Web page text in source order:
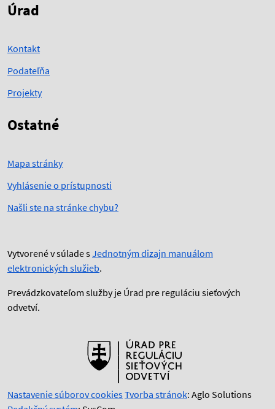
Úrad
Kontakt
Podateľňa
Projekty
Ostatné
Mapa stránky
Vyhlásenie o prístupnosti
Našli ste na stránke chybu?
Vytvorené v súlade sJednotným dizajn manuálom
elektronických služieb.
Prevádzkovateľom služby je Úrad pre reguláciu sieťových
odvetví.
Nastavenie súborov cookiesTvorba stránok: Aglo Solutions